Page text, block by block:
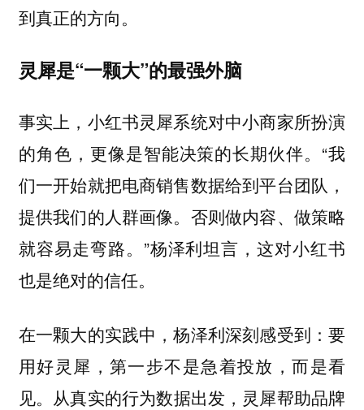
到真正的方向。
灵犀是“一颗大”的最强外脑
事实上，小红书灵犀系统对中小商家所扮演
的角色，更像是智能决策的长期伙伴。“我
们一开始就把电商销售数据给到平台团队，
提供我们的人群画像。否则做内容、做策略
就容易走弯路。”杨泽利坦言，这对小红书
也是绝对的信任。
在一颗大的实践中，杨泽利深刻感受到：要
用好灵犀，第一步不是急着投放，而是看
见。 从真实的行为数据出发，灵犀帮助品牌